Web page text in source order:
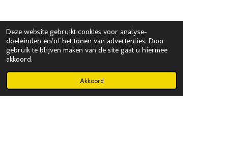
Deze website gebruikt cookies voor analyse-
doeleinden en/of het tonen van advertenties. Door
gebruik te blijven maken van de site gaat u hiermee
akkoord.
Akkoord